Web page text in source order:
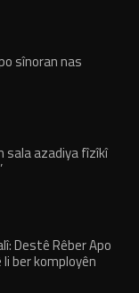
sînoran nas
sala azadiya fîzîkî
Destê Rêber Apo
ber komployên